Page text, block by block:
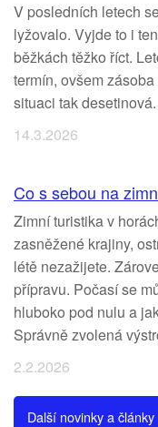
V posledních letech
lyžovalo. Vyjde to i
běžkách těžko říct.
termín, ovšem
situaci tak
14.3.2026
Co s sebou na
Zimní turistika v
zasněžené krajiny,
létě nezažijete.
přípravu. Počasí se
hluboko pod nulu a
Správně zvolená
2.2.2026
Další novinky a články